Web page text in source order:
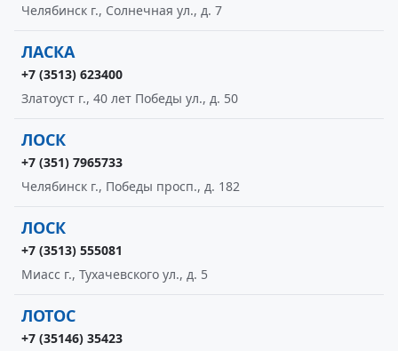
Челябинск г., Солнечная ул., д. 7
ЛАСКА
+7 (3513) 623400
Златоуст г., 40 лет Победы ул., д. 50
ЛОСК
+7 (351) 7965733
Челябинск г., Победы просп., д. 182
ЛОСК
+7 (3513) 555081
Миасс г., Тухачевского ул., д. 5
ЛОТОС
+7 (35146) 35423